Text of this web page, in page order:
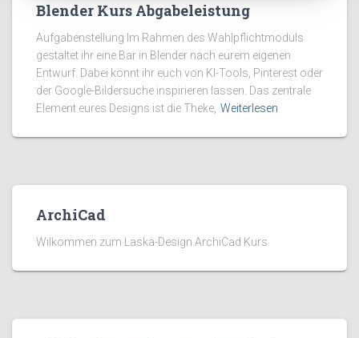
Blender Kurs Abgabeleistung
Aufgabenstellung Im Rahmen des Wahlpflichtmoduls
gestaltet ihr eine Bar in Blender nach eurem eigenen
Entwurf. Dabei könnt ihr euch von KI-Tools, Pinterest oder
der Google-Bildersuche inspirieren lassen. Das zentrale
Element eures Designs ist die Theke, Weiterlesen
ArchiCad
Wilkommen zum Laska-Design ArchiCad Kurs